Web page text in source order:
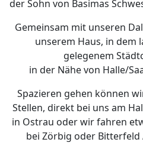
der Sohn von Basimas
Gemeinsam mit unseren
unserem Haus, in dem
gelegenem
in der Nähe von Halle/
Spazieren gehen können
Stellen, direkt bei uns am
in Ostrau oder wir fahren
bei Zörbig oder Bitterfeld